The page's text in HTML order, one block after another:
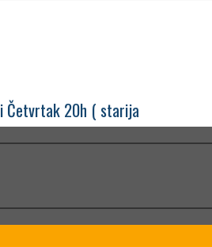
Četvrtak 20h ( starija